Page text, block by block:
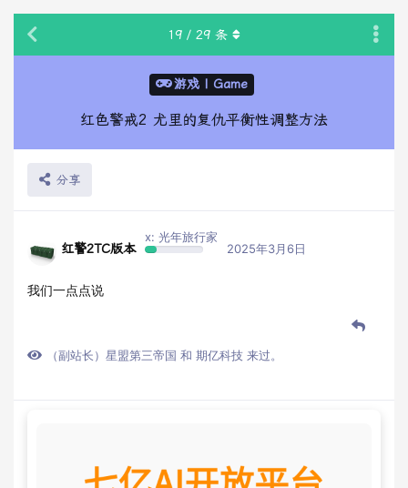
游戏 | Game
红色警戒2 尤里的复仇平衡性调整方法
分享
19 / 29 条
红警2TC版本
x: 光年旅行家
2025年3月6日
我们一点点说
（副站长）星盟第三帝国 和 期亿科技 来过。